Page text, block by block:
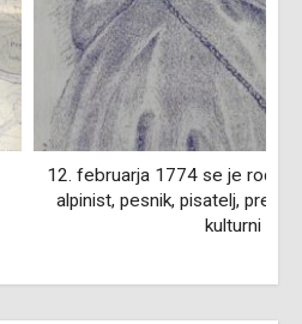
Valentin Stanič, duhovnik,
prevajalec, učitelj, vzgojitelj in